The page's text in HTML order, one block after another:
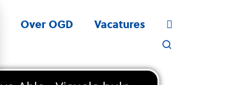
Over OGD Vacatures